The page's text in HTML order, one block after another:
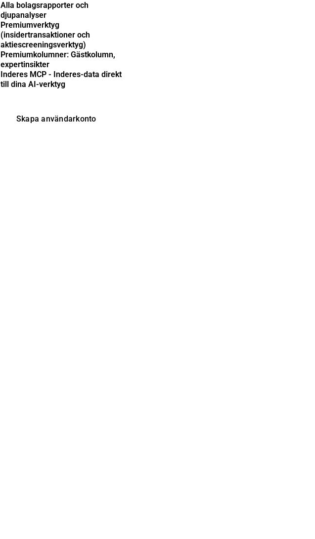
Alla bolagsrapporter och
djupanalyser
Premiumverktyg
(insidertransaktioner och
aktiescreeningsverktyg)
Premiumkolumner: Gästkolumn,
expertinsikter
Inderes MCP - Inderes-data direkt
till dina AI-verktyg
Skapa användarkonto